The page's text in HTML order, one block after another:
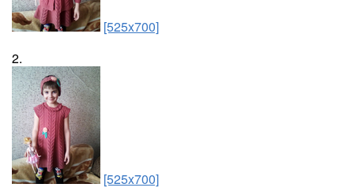
[525x700]
2.
[525x700]